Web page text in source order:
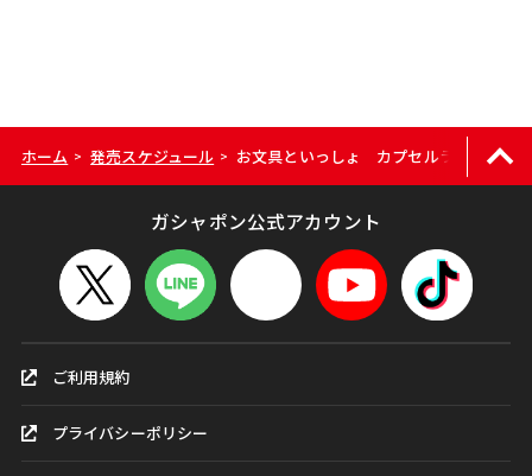
ホーム > 発売スケジュール > お文具といっしょ カプセルラバーマス
ガシャポン公式アカウント
ご利用規約
プライバシーポリシー